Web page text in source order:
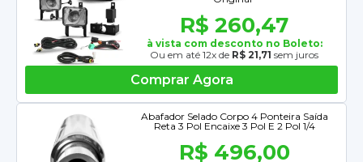
R$ 260,47
à vista com desconto no Boleto:
Ou em até 12x de R$ 21,71 sem juros
Comprar Agora
Abafador Selado Corpo 4 Ponteira Saída
Reta 3 Pol Encaixe 3 Pol E 2 Pol 1/4
R$ 496,00